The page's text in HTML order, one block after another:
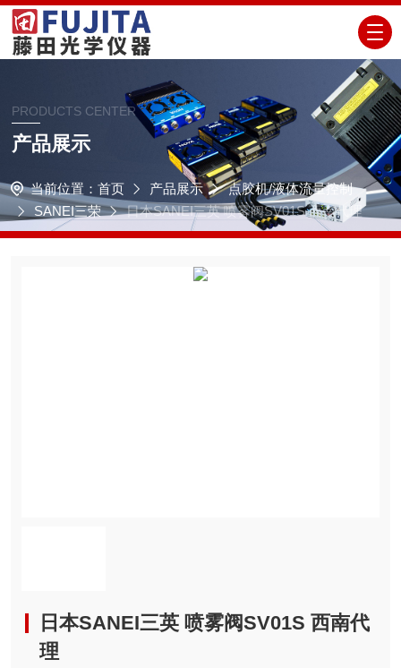
PRODUCTS CENTER
产品展示
当前位置： 首页 产品展示
点胶机/液体流量控制
SANEI三荣
日本SANEI三英 喷雾阀SV01S 西南代理
日本SANEI三英 喷雾阀SV01S 西南代
理